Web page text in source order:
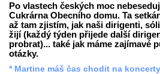
Po vlastech českých moc
Cukrárna Obecního domu. Ta
až tam zjistím, jak naši dirigenti,
žijí (každý týden přijede další
probrat)... také jak máme zajímavé
otázky.
* Martine máš čas chodit na